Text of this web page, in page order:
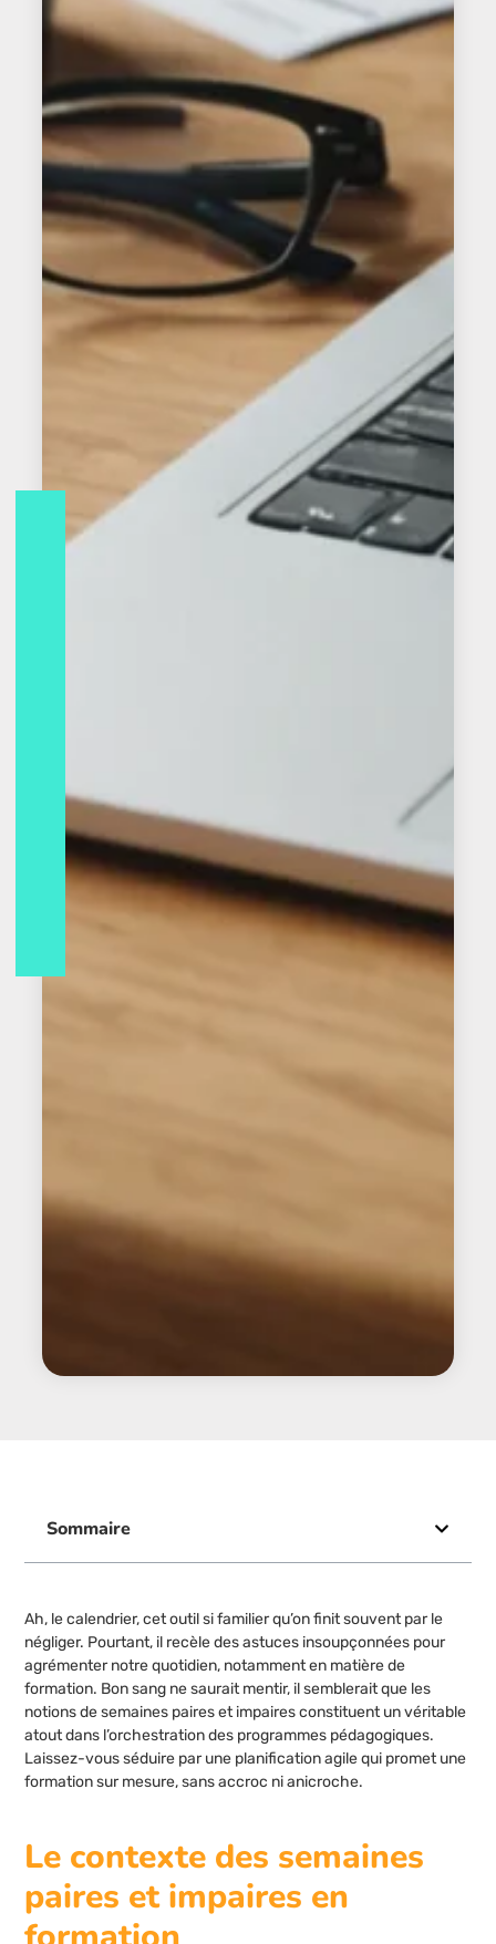
Sommaire
Ah, le calendrier, cet outil si familier qu’on finit souvent par le
négliger. Pourtant, il recèle des astuces insoupçonnées pour
agrémenter notre quotidien, notamment en matière de
formation. Bon sang ne saurait mentir, il semblerait que les
notions de semaines paires et impaires constituent un véritable
atout dans l’orchestration des programmes pédagogiques.
Laissez-vous séduire par une planification agile qui promet une
formation sur mesure, sans accroc ni anicroche.
Le contexte des semaines
paires et impaires en